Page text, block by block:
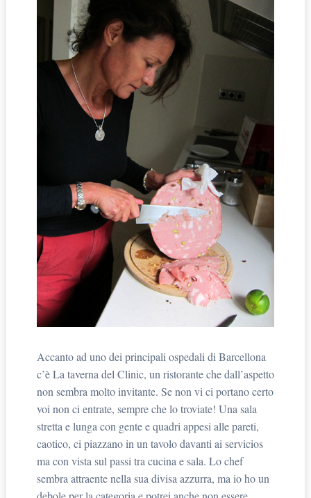
Accanto ad uno dei principali ospedali di Barcellona
c’è La taverna del Clinic, un ristorante che dall’aspetto
non sembra molto invitante. Se non vi ci portano certo
voi non ci entrate, sempre che lo troviate! Una sala
stretta e lunga con gente e quadri appesi alle pareti,
caotico, ci piazzano in un tavolo davanti ai servicios
ma con vista sul passi tra cucina e sala. Lo chef
sembra attraente nella sua divisa azzurra, ma io ho un